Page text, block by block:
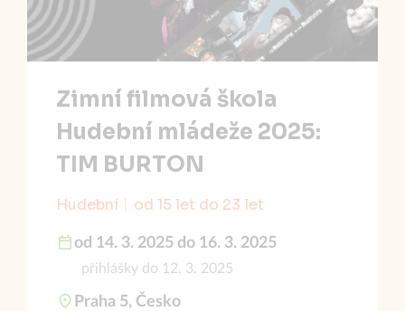
Zimní filmová škola
Hudební mládeže 2025:
TIM BURTON
Hudební od 15 let do 23 let
od 14. 3. 2025 do 16. 3. 2025
přihlášky do 12. 3. 2025
Praha 5, Česko